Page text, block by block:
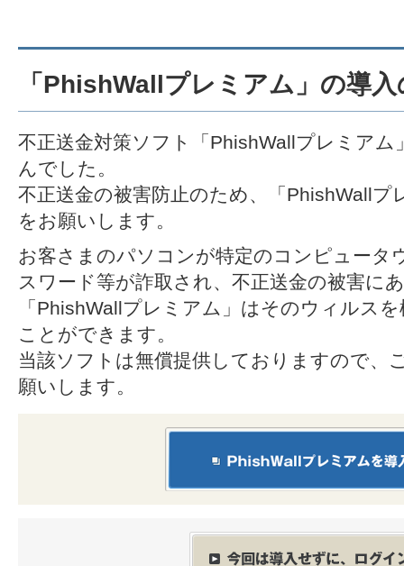
「PhishWallプレミアム」の導
不正送金対策ソフト「PhishWallプレミア
んでした。
不正送金の被害防止のため、「PhishWall
をお願いします。
お客さまのパソコンが特定のコンピュータ
スワード等が詐取され、不正送金の被害に
「PhishWallプレミアム」はそのウィルス
ことができます。
当該ソフトは無償提供しておりますので、
願いします。